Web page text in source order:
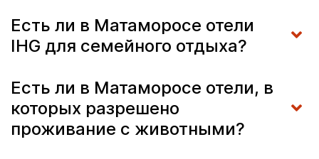
Есть ли в Матаморосе отели
IHG для семейного отдыха?
Есть ли в Матаморосе отели, в
которых разрешено
проживание с животными?